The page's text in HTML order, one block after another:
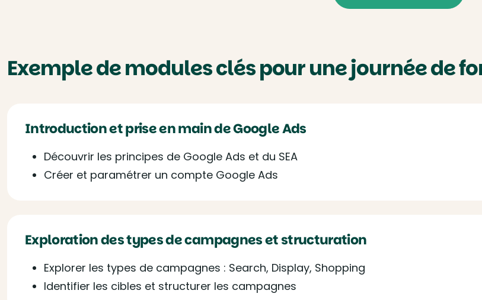
Exemple de modules clés pour une journée de
Introduction et prise en main de Google Ads
Découvrir les principes de Google Ads et du SEA
Créer et paramétrer un compte Google Ads
Exploration des types de campagnes et structuration
Explorer les types de campagnes : Search, Display, Shopping
Identifier les cibles et structurer les campagnes